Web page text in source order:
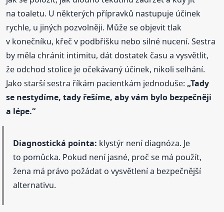
na toaletu. U některých přípravků nastupuje účinek
rychle, u jiných pozvolněji. Může se objevit tlak
v konečníku, křeč v podbřišku nebo silné nucení. Sestra
by měla chránit intimitu, dát dostatek času a vysvětlit,
že odchod stolice je očekávaný účinek, nikoli selhání.
Jako starší sestra říkám pacientkám jednoduše: „Tady
se nestydíme, tady řešíme, aby vám bylo bezpečněji
a lépe.“
Diagnostická pointa: klystýr není diagnóza. Je
to pomůcka. Pokud není jasné, proč se má použít,
žena má právo požádat o vysvětlení a bezpečnější
alternativu.